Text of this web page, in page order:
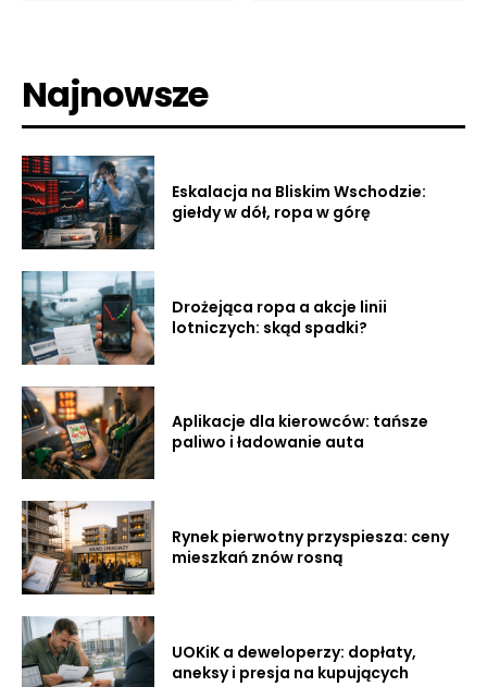
Najnowsze
Eskalacja na Bliskim Wschodzie:
giełdy w dół, ropa w górę
Drożejąca ropa a akcje linii
lotniczych: skąd spadki?
Aplikacje dla kierowców: tańsze
paliwo i ładowanie auta
Rynek pierwotny przyspiesza: ceny
mieszkań znów rosną
UOKiK a deweloperzy: dopłaty,
aneksy i presja na kupujących